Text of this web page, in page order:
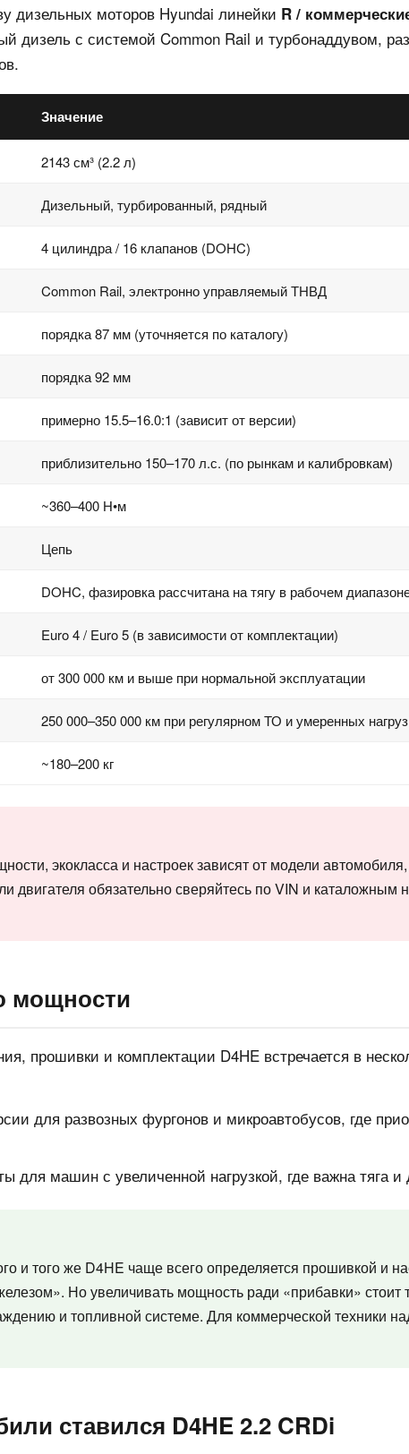
дизельных моторов Hyundai линейки R /
дизель с системой Common Rail и турбонаддувом,
Значение
2143 см³ (2.2 л)
Дизельный, турбированный, рядный
4 цилиндра / 16 клапанов (DOHC)
Common Rail, электронно управляемый ТНВД
порядка 87 мм (уточняется по каталогу)
порядка 92 мм
примерно 15.5–16.0:1 (зависит от версии)
приблизительно 150–170 л.с. (по рынкам и калибровкам)
~360–400 Н•м
Цепь
DOHC, фазировка рассчитана на тягу в рабочем
Euro 4 / Euro 5 (в зависимости от комплектации)
от 300 000 км и выше при нормальной эксплуатации
250 000–350 000 км при регулярном ТО и умеренных
~180–200 кг
экокласса и настроек зависят от модели
двигателя обязательно сверяйтесь по VIN и
мощности
прошивки и комплектации D4HE встречается в
для развозных фургонов и микроавтобусов, где
для машин с увеличенной нагрузкой, где важна тяга и
и того же D4HE чаще всего определяется прошивкой и
Но увеличивать мощность ради «прибавки» стоит
и топливной системе. Для коммерческой техники
ставился D4HE 2.2 CRDi